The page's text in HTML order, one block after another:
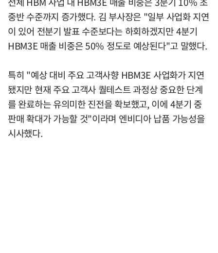
중반 수준까지 증가했다. 김 부사장은 "일부 사업화 지연
이 있어 전분기 발표 수준보다는 하회하겠지만 4분기
HBM3E 매출 비중은 50% 정도로 예상된다"고 말했다.
특히 "예상 대비 주요 고객사향 HBM3E 사업화가 지연
됐지만 현재 주요 고객사 퀄테스트 과정상 중요한 단계
를 완료하는 유의미한 진전을 확보했고, 이에 4분기 중
판매 확대가 가능할 것"이라며 엔비디아 납품 가능성을
시사했다.